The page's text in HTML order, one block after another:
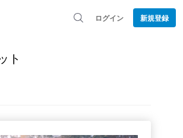
ログイン 新規登録
ト